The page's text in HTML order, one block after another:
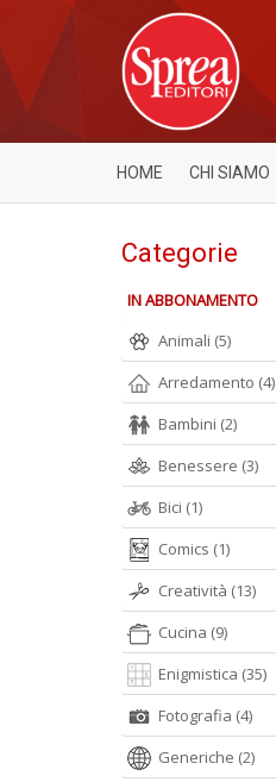
HOME CHI SIAMO
Categorie
IN ABBONAMENTO
Animali (5)
Arredamento (4)
Bambini (2)
Benessere (3)
Bici (1)
Comics (1)
Creatività (13)
Cucina (9)
Enigmistica (35)
Fotografia (4)
Generiche (2)